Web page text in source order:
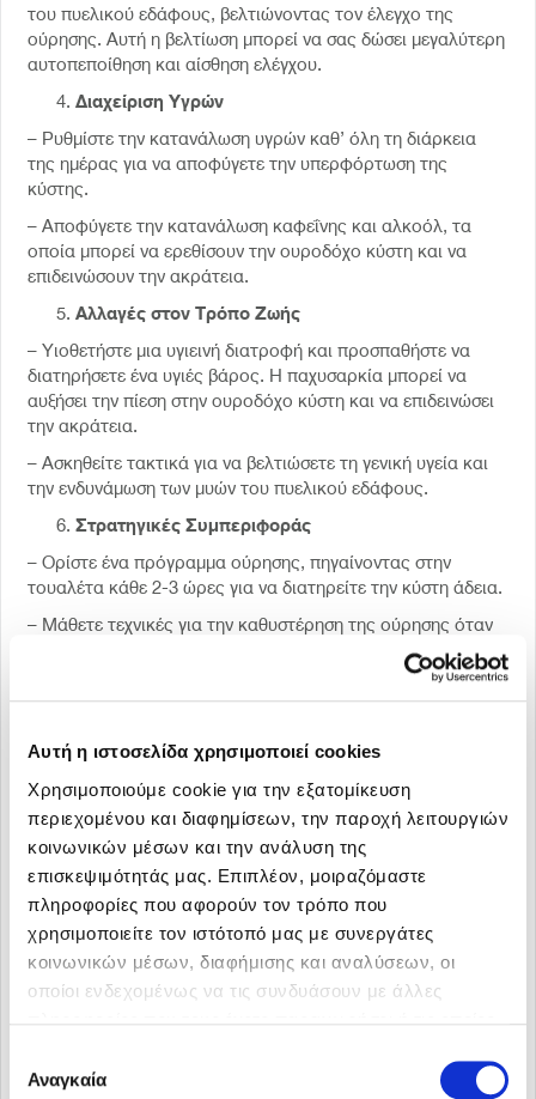
Αυτή η ιστοσελίδα χρησιμοποιεί cookies
Χρησιμοποιούμε cookie για την εξατομίκευση
περιεχομένου και διαφημίσεων, την παροχή λειτουργιών
κοινωνικών μέσων και την ανάλυση της
επισκεψιμότητάς μας. Επιπλέον, μοιραζόμαστε
πληροφορίες που αφορούν τον τρόπο που
χρησιμοποιείτε τον ιστότοπό μας με συνεργάτες
κοινωνικών μέσων, διαφήμισης και αναλύσεων, οι
οποίοι ενδεχομένως να τις συνδυάσουν με άλλες
των υπηρεσιών τους.
συγκατάθεσης
Αναγκαία
του πυελικού εδάφους, βελτιώνοντας τον έλεγχο της
ούρησης. Αυτή η βελτίωση μπορεί να σας δώσει μεγαλύτερη
αυτοπεποίθηση και αίσθηση ελέγχου.
Διαχείριση Υγρών
– Ρυθμίστε την κατανάλωση υγρών καθ’ όλη τη διάρκεια
της ημέρας για να αποφύγετε την υπερφόρτωση της
κύστης.
– Αποφύγετε την κατανάλωση καφεΐνης και αλκοόλ, τα
οποία μπορεί να ερεθίσουν την ουροδόχο κύστη και να
επιδεινώσουν την ακράτεια.
Αλλαγές στον Τρόπο Ζωής
– Υιοθετήστε μια υγιεινή διατροφή και προσπαθήστε να
διατηρήσετε ένα υγιές βάρος. Η παχυσαρκία μπορεί να
αυξήσει την πίεση στην ουροδόχο κύστη και να επιδεινώσει
την ακράτεια.
– Ασκηθείτε τακτικά για να βελτιώσετε τη γενική υγεία και
την ενδυνάμωση των μυών του πυελικού εδάφους.
Στρατηγικές Συμπεριφοράς
– Ορίστε ένα πρόγραμμα ούρησης, πηγαίνοντας στην
τουαλέτα κάθε 2-3 ώρες για να διατηρείτε την κύστη άδεια.
– Μάθετε τεχνικές για την καθυστέρηση της ούρησης όταν
αισθάνεστε την επιθυμία, όπως η βαθιά αναπνοή και η
– Αναζητήστε υποστήριξη από φίλους, οικογένεια ή ομάδες
άλλους που αντιμετωπίζουν το ίδιο πρόβλημα μπορεί να
μειώσει την αίσθηση της μοναξιάς και να ενισχύσει την
αυτοπεποίθησή σας.
– Σκεφτείτε να συμβουλευτείτε έναν ψυχολόγο ή σύμβουλο,
ειδικά αν η ακράτεια επηρεάζει σοβαρά την ψυχική σας
υγεία και την ποιότητα ζωής σας.
Επαγγελματική Υποστήριξη και Θεραπείες
αξιολογήσετε την κατάσταση και να συζητήσετε τις